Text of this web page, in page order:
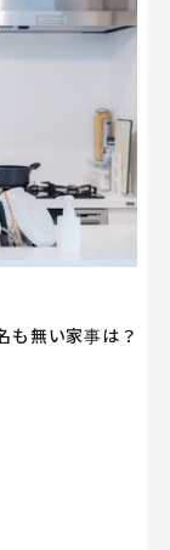
も無い家事は？